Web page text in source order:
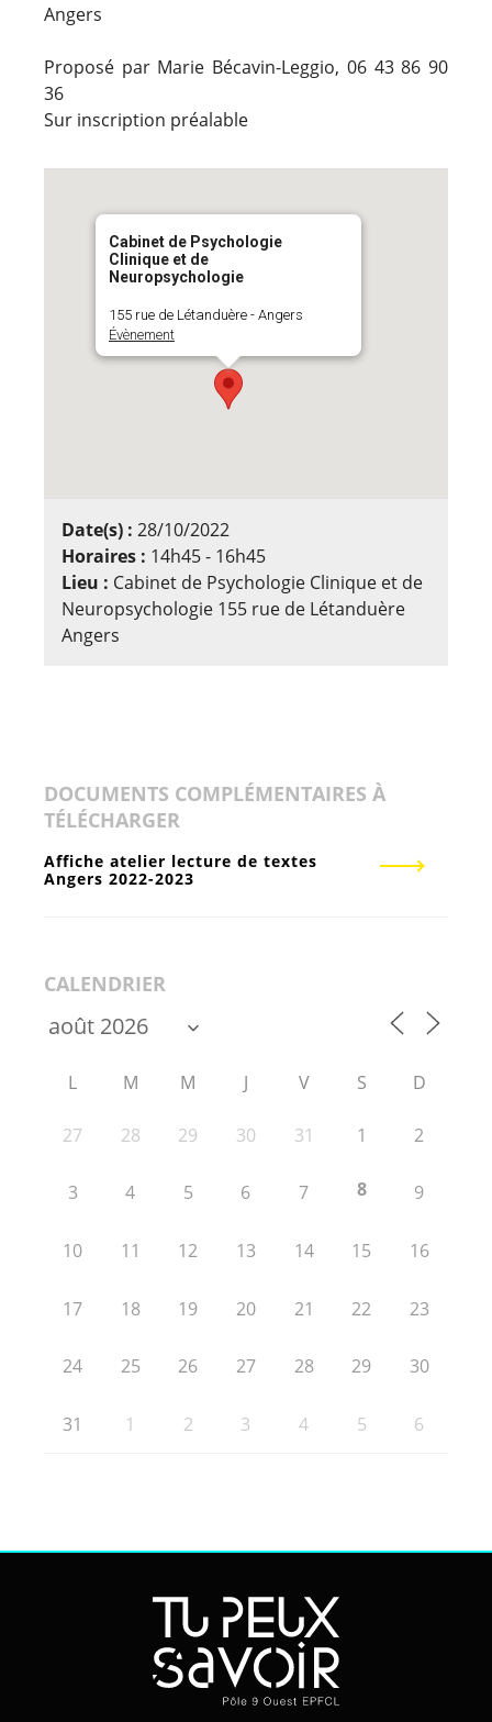
Angers
Proposé par Marie Bécavin-Leggio, 06 43 86 90
36
Sur inscription préalable
Cabinet de Psychologie
Clinique et de
Neuropsychologie
155 rue de Létanduère - Angers
Évènement
Date(s) : 28/10/2022
Horaires : 14h45 - 16h45
Lieu : Cabinet de Psychologie Clinique et de
Neuropsychologie 155 rue de Létanduère
Angers
DOCUMENTS COMPLÉMENTAIRES À
TÉLÉCHARGER
Affiche atelier lecture de textes
Angers 2022-2023
CALENDRIER
L M M J V S D
27 28 29 30 31 1 2
3 4 5 6 7 8 9
10 11 12 13 14 15 16
17 18 19 20 21 22 23
24 25 26 27 28 29 30
31 1 2 3 4 5 6